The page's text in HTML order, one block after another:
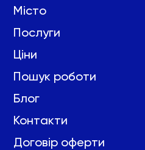
Місто
Послуги
Ціни
Пошук роботи
Блог
Контакти
Договір оферти